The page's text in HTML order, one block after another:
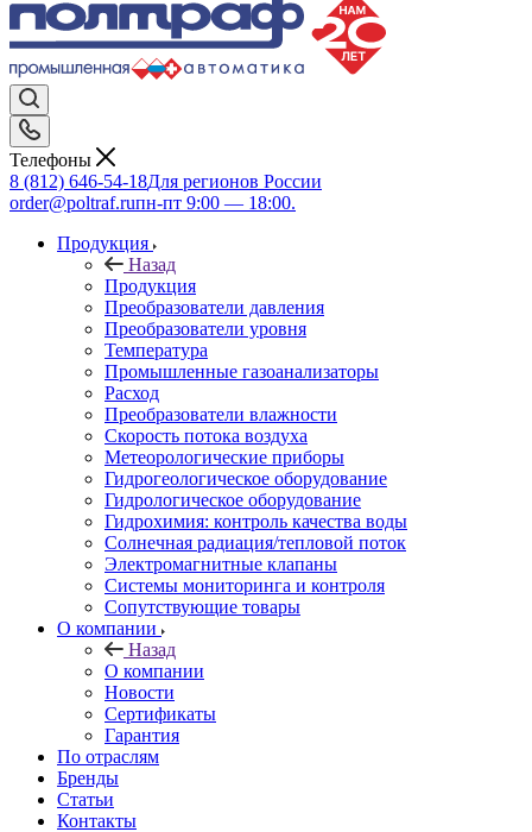
Телефоны
8 (812) 646-54-18Для регионов России
order@poltraf.ruпн-пт 9:00 — 18:00.
Продукция
Назад
Продукция
Преобразователи давления
Преобразователи уровня
Температура
Промышленные газоанализаторы
Расход
Преобразователи влажности
Скорость потока воздуха
Метеорологические приборы
Гидрогеологическое оборудование
Гидрологическое оборудование
Гидрохимия: контроль качества воды
Солнечная радиация/тепловой поток
Электромагнитные клапаны
Системы мониторинга и контроля
Сопутствующие товары
О компании
Назад
О компании
Новости
Сертификаты
Гарантия
По отраслям
Бренды
Статьи
Контакты